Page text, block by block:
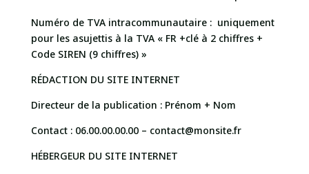
Numéro de TVA intracommunautaire : uniquement
pour les asujettis à la TVA « FR +clé à 2 chiffres +
Code SIREN (9 chiffres) »
RÉDACTION DU SITE INTERNET
Directeur de la publication : Prénom + Nom
Contact : 06.00.00.00.00 – contact@monsite.fr
HÉBERGEUR DU SITE INTERNET